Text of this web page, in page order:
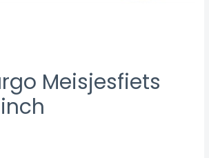
Meisjesfiets